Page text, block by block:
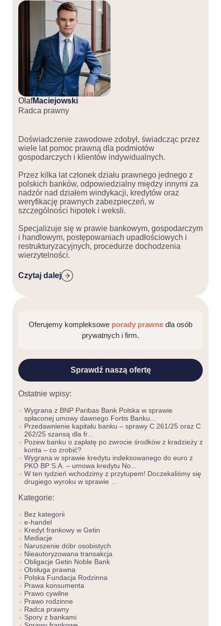
OlafMaciejowski
Radca prawny
Doświadczenie zawodowe zdobył, świadcząc przez
wiele lat pomoc prawną dla podmiotów
gospodarczych i klientów indywidualnych.
Przez kilka lat członek działu prawnego jednego z
polskich banków, odpowiedzialny między innymi za
nadzór nad działem windykacji, kredytów oraz
weryfikację prawnych zabezpieczeń, w
szczególności hipotek i weksli.
Specjalizuje się w prawie bankowym, gospodarczym
i handlowym, postępowaniach upadłościowych i
restrukturyzacyjnych, procedurze dochodzenia
wierzytelności.
Czytaj dalej
Oferujemy kompleksowe porady prawne dla osób
prywatnych i firm.
Sprawdź naszą ofertę
Ostatnie wpisy:
Wygrana z BNP Paribas Bank Polska w sprawie
spłaconej umowy dawnego Fortis Banku...
Przedawnienie kapitału banku – sprawy C 261/25 oraz C
262/25 szansą dla fr...
Pozew banku o zapłatę po zwrocie środków z kradzieży z
konta – co zrobić?
Wygrana w sprawie kredytu indeksowanego do euro z
PKO BP S.A. – umowa kredytu No...
W ten tydzień wchodzimy z przytupem! Doczekaliśmy się
drugiego wyroku w sprawie ...
Kategorie:
Bez kategorii
e-handel
Kredyt frankowy w Getin
Mediacje
Naruszenie dóbr osobistych
Nieautoryzowana transakcja
Obligacje Getin Noble Bank
Obsługa prawna
Polska Fundacja Rodzinna
Prawa konsumenta
Prawo cywilne
Prawo rodzinne
Radca prawny
Spory z bankami